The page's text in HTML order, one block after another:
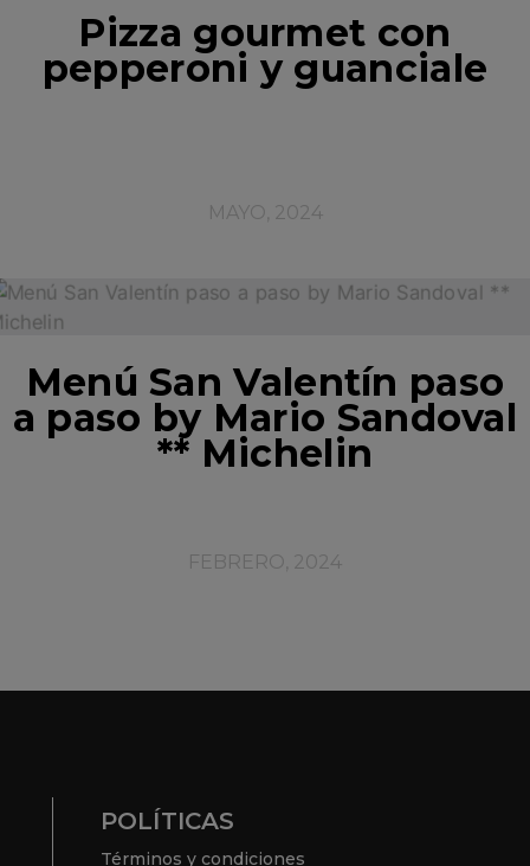
Pizza gourmet con
pepperoni y guanciale
MAYO, 2024
Menú San Valentín paso
a paso by Mario Sandoval
** Michelin
FEBRERO, 2024
POLÍTICAS
Términos y condiciones